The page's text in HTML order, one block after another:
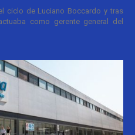
ciclo de Luciano Boccardo y tras
como gerente general del